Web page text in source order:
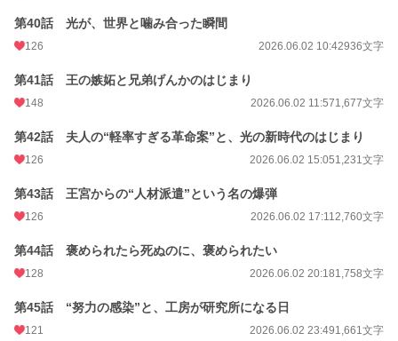
第40話 光が、世界と噛み合った瞬間
126 2026.06.02 10:42936文字
第41話 王の嫉妬と兄弟げんかのはじまり
148 2026.06.02 11:571,677文字
第42話 夫人の“軽率すぎる革命案”と、光の新時代のはじまり
126 2026.06.02 15:051,231文字
第43話 王宮からの“人材派遣”という名の爆弾
126 2026.06.02 17:112,760文字
第44話 褒められたら死ぬのに、褒められたい
128 2026.06.02 20:181,758文字
第45話 “努力の感染”と、工房が研究所になる日
121 2026.06.02 23:491,661文字